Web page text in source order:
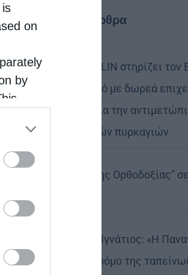
on
by
it to
Τελευταία άρθρα
Η LEROY MERLIN στηρίζει τον
Ερυθρό Σταυρό με δωρεά
εξοπλισμού για την
καταστροφικών πυρκαγιών
Η “Κιβωτός της Ορθοδοξίας”
Δημητριάδος Ιγνάτιος: «Η
δείχνει τον δρόμο της